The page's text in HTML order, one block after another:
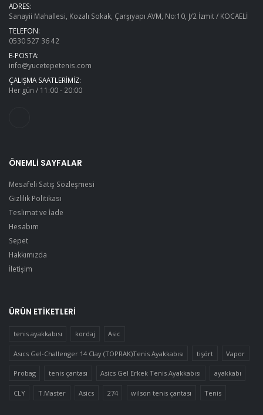
ADRES:
Sanayii Mahallesi, Kozalı Sokak, Çarşıyapı AVM, No:10, J/2 İzmit / KOCAELİ
TELEFON:
0530 527 36 42
E-POSTA:
info@yucetepetenis.com
ÇALIŞMA SAATLERIMIZ:
Her gün / 11:00 - 20:00
ÖNEMLI SAYFALAR
Mesafeli Satış Sözleşmesi
Gizlilik Politikası
Teslimat ve İade
Hesabım
Sepet
Hakkımızda
İletişim
ÜRÜN ETIKETLERI
tenis ayakkabısı kordaj Asic
Asıcs Gel-Challenger 14 Clay (TOPRAK)Tenis Ayakkabısı tişört Vapor
Probag tenis çantası Asics Gel Erkek Tenis Ayakkabısı ayakkabı
CLY T.Master Asics 274 wilson tenis çantası Tenis